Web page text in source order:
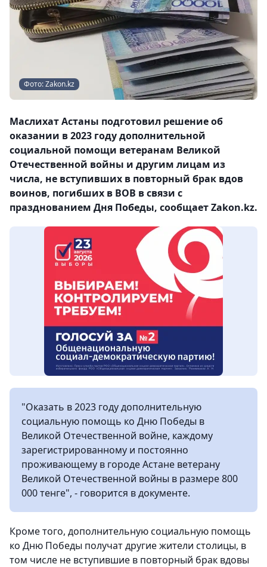
Фото: Zakon.kz
Маслихат Астаны подготовил решение об
оказании в 2023 году дополнительной
социальной помощи ветеранам Великой
Отечественной войны и другим лицам из
числа, не вступивших в повторный брак вдов
воинов, погибших в ВОВ в связи с
празднованием Дня Победы, сообщает Zakon.kz.
"Оказать в 2023 году дополнительную
социальную помощь ко Дню Победы в
Великой Отечественной войне, каждому
зарегистрированному и постоянно
проживающему в городе Астане ветерану
Великой Отечественной войны в размере 800
000 тенге", - говорится в документе.
Кроме того, дополнительную социальную помощь
ко Дню Победы получат другие жители столицы, в
том числе не вступившие в повторный брак вдовы